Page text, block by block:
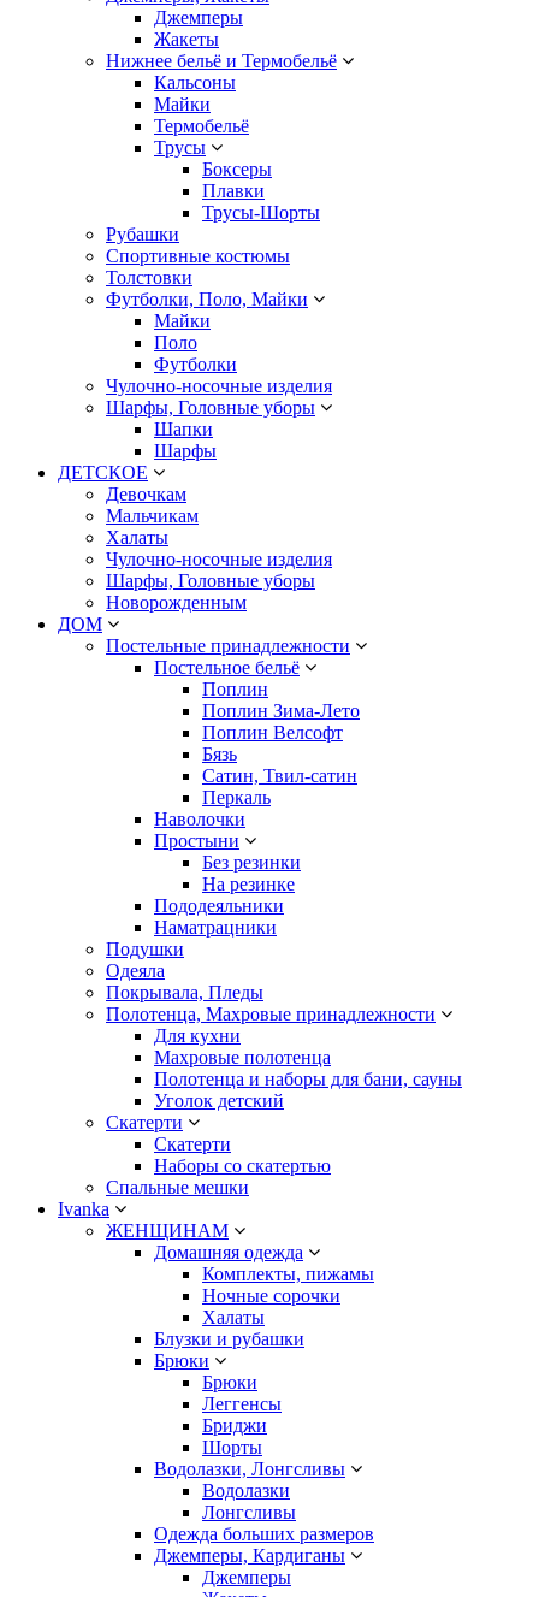
Джемперы
Жакеты
Нижнее бельё и Термобельё
Кальсоны
Майки
Термобельё
Трусы
Боксеры
Плавки
Трусы-Шорты
Рубашки
Спортивные костюмы
Толстовки
Футболки, Поло, Майки
Майки
Поло
Футболки
Чулочно-носочные изделия
Шарфы, Головные уборы
Шапки
Шарфы
ДЕТСКОЕ
Девочкам
Мальчикам
Халаты
Чулочно-носочные изделия
Шарфы, Головные уборы
Новорожденным
ДОМ
Постельные принадлежности
Постельное бельё
Поплин
Поплин Зима-Лето
Поплин Велсофт
Бязь
Сатин, Твил-сатин
Перкаль
Наволочки
Простыни
Без резинки
На резинке
Пододеяльники
Наматрацники
Подушки
Одеяла
Покрывала, Пледы
Полотенца, Махровые принадлежности
Для кухни
Махровые полотенца
Полотенца и наборы для бани, сауны
Уголок детский
Скатерти
Скатерти
Наборы со скатертью
Спальные мешки
Ivanka
ЖЕНЩИНАМ
Домашняя одежда
Комплекты, пижамы
Ночные сорочки
Халаты
Блузки и рубашки
Брюки
Брюки
Леггенсы
Бриджи
Шорты
Водолазки, Лонгсливы
Водолазки
Лонгсливы
Одежда больших размеров
Джемперы, Кардиганы
Джемперы